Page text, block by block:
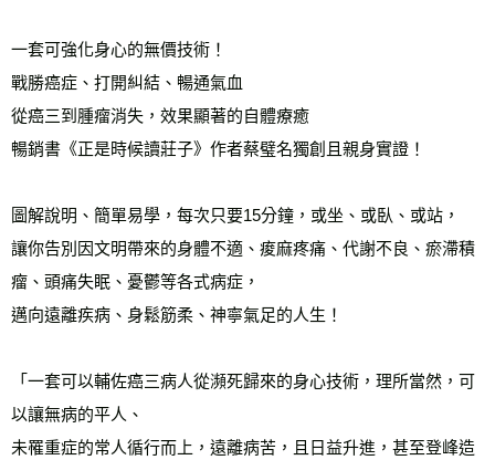
宅配
每筆NT$70，滿NT$799(含以上)免運費
離島宅配
每筆NT$200，滿NT$99,999(含以上)免運費
雜誌海外運費 查看運費
數位商品海外免運
一套可強化身心的無價技術！
戰勝癌症、打開糾結、暢通氣血
從癌三到腫瘤消失，效果顯著的自體療癒
暢銷書《正是時候讀莊子》作者蔡璧名獨創且親身實證！
圖解說明、簡單易學，每次只要15分鐘，或坐、或臥、或站，
讓你告別因文明帶來的身體不適、痠麻疼痛、代謝不良、瘀滯積
瘤、頭痛失眠、憂鬱等各式病症，
邁向遠離疾病、身鬆筋柔、神寧氣足的人生！
「一套可以輔佐癌三病人從瀕死歸來的身心技術，理所當然，可
以讓無病的平人、
未罹重症的常人循行而上，遠離病苦，且日益升進，甚至登峰造